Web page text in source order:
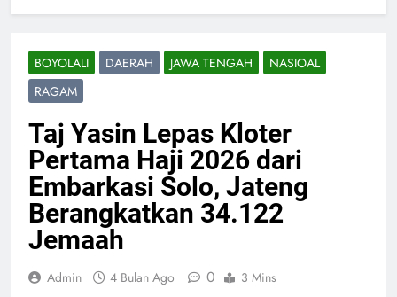
BOYOLALI DAERAH JAWA TENGAH
NASIOAL
RAGAM
Taj Yasin Lepas Kloter
Pertama Haji 2026 dari
Embarkasi Solo, Jateng
Berangkatkan 34.122
Jemaah
Admin 4 Bulan Ago 0 3 Mins